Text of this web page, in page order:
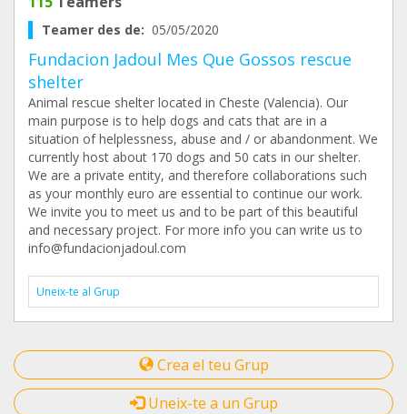
Teamer des de: 05/05/2020
Fundacion Jadoul Mes Que Gossos rescue
shelter
Animal rescue shelter located in Cheste (Valencia). Our
main purpose is to help dogs and cats that are in a
situation of helplessness, abuse and / or abandonment. We
currently host about 170 dogs and 50 cats in our shelter.
We are a private entity, and therefore collaborations such
as your monthly euro are essential to continue our work.
We invite you to meet us and to be part of this beautiful
and necessary project. For more info you can write us to
info@fundacionjadoul.com
Uneix-te al Grup
Crea el teu Grup
Uneix-te a un Grup